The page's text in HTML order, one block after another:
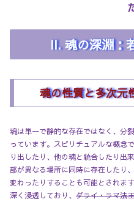
II. 魂の深淵：
魂の性質と多次元
魂は単一で静的な存在ではなく、分
っています。スピリチュアルな概念
り出したり、他の魂と統合したり出
部が異なる場所に同時に存在したり
変わったりすることも可能とされま
深く浸透しており、 ダライ・ラマ法王